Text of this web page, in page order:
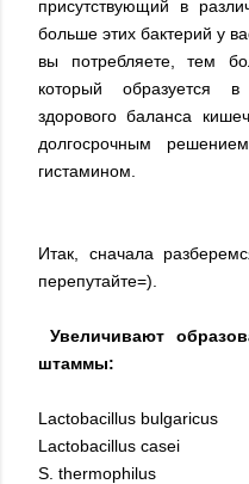
присутствующий в
больше этих бактерий у
вы потребляете, тем
который образуется в
здорового баланса
долгосрочным
гистамином.
Итак, сначала
перепутайте=).
Увеличивают
штаммы:
Lactobacillus bulgaricus
Lactobacillus casei
S. thermophilus